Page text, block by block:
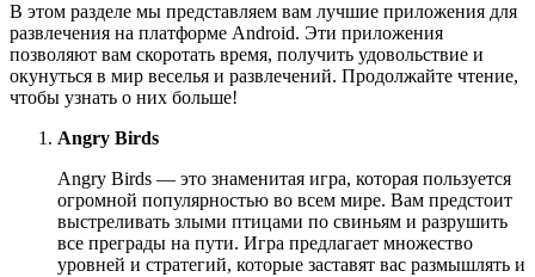
В этом разделе мы представляем вам лучшие приложения для
развлечения на платформе Android. Эти приложения
позволяют вам скоротать время, получить удовольствие и
окунуться в мир веселья и развлечений. Продолжайте чтение,
чтобы узнать о них больше!
Angry Birds
Angry Birds — это знаменитая игра, которая пользуется
огромной популярностью во всем мире. Вам предстоит
выстреливать злыми птицами по свиньям и разрушить
все преграды на пути. Игра предлагает множество
уровней и стратегий, которые заставят вас размышлять и